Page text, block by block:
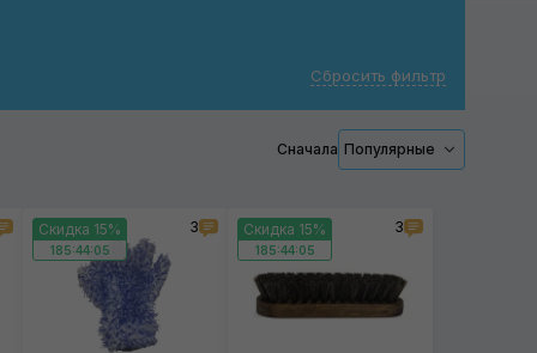
Сбросить фильтр
Сначала Популярные
Скидка 15%
185:44:04
3 Скидка 15%
185:44:04
3